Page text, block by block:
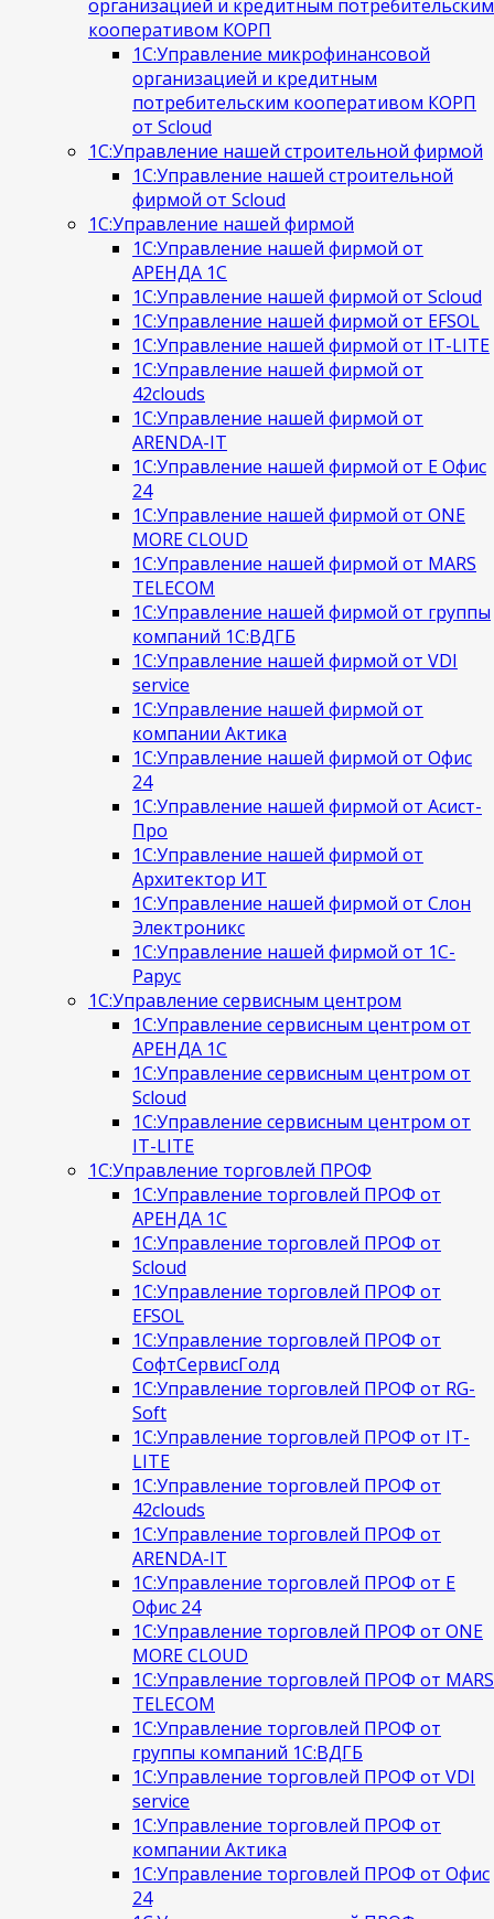
организацией и кредитным потребительским
кооперативом КОРП
1С:Управление микрофинансовой
организацией и кредитным
потребительским кооперативом КОРП
от Scloud
1С:Управление нашей строительной фирмой
1С:Управление нашей строительной
фирмой от Scloud
1С:Управление нашей фирмой
1С:Управление нашей фирмой от
АРЕНДА 1С
1С:Управление нашей фирмой от Scloud
1С:Управление нашей фирмой от EFSOL
1С:Управление нашей фирмой от IT-LITE
1С:Управление нашей фирмой от
42clouds
1С:Управление нашей фирмой от
ARENDA-IT
1С:Управление нашей фирмой от Е Офис
24
1С:Управление нашей фирмой от ONE
MORE CLOUD
1С:Управление нашей фирмой от MARS
TELECOM
1С:Управление нашей фирмой от группы
компаний 1С:ВДГБ
1С:Управление нашей фирмой от VDI
service
1С:Управление нашей фирмой от
компании Актика
1С:Управление нашей фирмой от Офис
24
1С:Управление нашей фирмой от Асист-
Про
1С:Управление нашей фирмой от
Архитектор ИТ
1С:Управление нашей фирмой от Слон
Электроникс
1С:Управление нашей фирмой от 1С-
Рарус
1С:Управление сервисным центром
1С:Управление сервисным центром от
АРЕНДА 1С
1С:Управление сервисным центром от
Scloud
1С:Управление сервисным центром от
IT-LITE
1С:Управление торговлей ПРОФ
1С:Управление торговлей ПРОФ от
АРЕНДА 1С
1С:Управление торговлей ПРОФ от
Scloud
1С:Управление торговлей ПРОФ от
EFSOL
1С:Управление торговлей ПРОФ от
СофтСервисГолд
1С:Управление торговлей ПРОФ от RG-
Soft
1С:Управление торговлей ПРОФ от IT-
LITE
1С:Управление торговлей ПРОФ от
42clouds
1С:Управление торговлей ПРОФ от
ARENDA-IT
1С:Управление торговлей ПРОФ от Е
Офис 24
1С:Управление торговлей ПРОФ от ONE
MORE CLOUD
1С:Управление торговлей ПРОФ от MARS
TELECOM
1С:Управление торговлей ПРОФ от
группы компаний 1С:ВДГБ
1С:Управление торговлей ПРОФ от VDI
service
1С:Управление торговлей ПРОФ от
компании Актика
1С:Управление торговлей ПРОФ от Офис
24